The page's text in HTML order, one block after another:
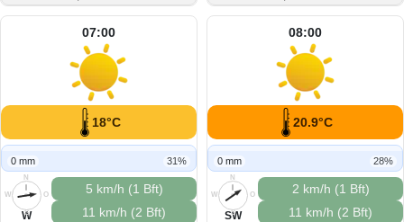
07:00
18°C
0 mm 31%
N
O
S
W
W
5 km/h (1 Bft)
11 km/h (2 Bft)
08:00
20.9°C
0 mm 28%
N
O
S
W
SW
2 km/h (1 Bft)
11 km/h (2 Bft)